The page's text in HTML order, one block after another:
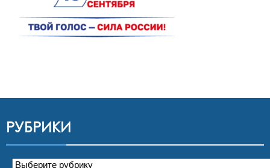
РУБРИКИ
Рубрики